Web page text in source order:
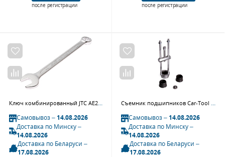
после регистрации после регистрации
Ключ комбинированный JTC AE2422 (22х22 мм, L=265 мм)
Самовывоз –14.08.2026
Доставка по Минску –
14.08.2026
Доставка по Беларуси –
17.08.2026
Съемник подшипников Car-Tool CT-K307
Самовывоз –14.08.2026
Доставка по Минску –
14.08.2026
Доставка по Беларуси –
17.08.2026